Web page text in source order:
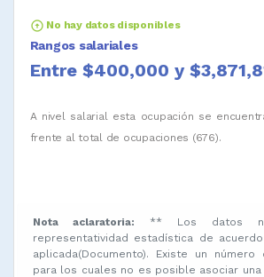
arrow_circle_up No hay datos disponibles
Rangos salariales
Entre $400,000 y
A nivel salarial esta ocupación se
frente al total de ocupaciones (676).
Nota aclaratoria:
** Los datos
representatividad estadística de
aplicada(Documento). Existe un
para los cuales no es posible asociar una